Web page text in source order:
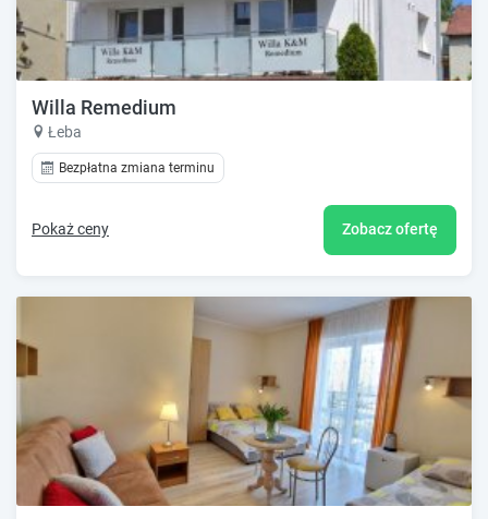
Willa Remedium
Łeba
Bezpłatna zmiana terminu
Pokaż ceny Zobacz ofertę